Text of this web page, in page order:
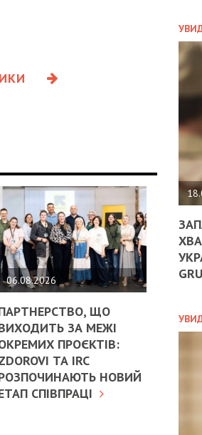
06.08.2026
ЩО
ЗА МЕЖІ
ПРОЄКТІВ:
ТА IRC
НОВИЙ
СПІВПРАЦІ
ДО
ЄС
-